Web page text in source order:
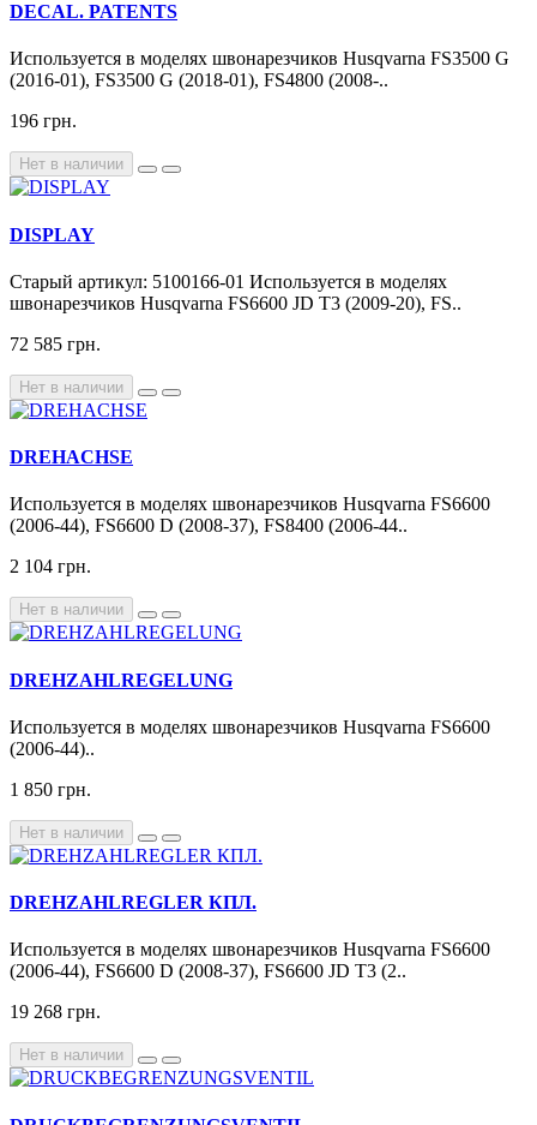
DECAL. PATENTS
Используется в моделях швонарезчиков Husqvarna FS3500 G
(2016-01), FS3500 G (2018-01), FS4800 (2008-..
196 грн.
Нет в наличии
DISPLAY
Старый артикул: 5100166-01 Используется в моделях
швонарезчиков Husqvarna FS6600 JD T3 (2009-20), FS..
72 585 грн.
Нет в наличии
DREHACHSE
Используется в моделях швонарезчиков Husqvarna FS6600
(2006-44), FS6600 D (2008-37), FS8400 (2006-44..
2 104 грн.
Нет в наличии
DREHZAHLREGELUNG
Используется в моделях швонарезчиков Husqvarna FS6600
(2006-44)..
1 850 грн.
Нет в наличии
DREHZAHLREGLER КПЛ.
Используется в моделях швонарезчиков Husqvarna FS6600
(2006-44), FS6600 D (2008-37), FS6600 JD T3 (2..
19 268 грн.
Нет в наличии